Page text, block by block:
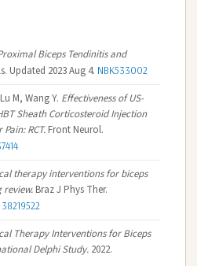
Biceps Tendinitis and
Updated 2023 Aug 4. NBK533002
M, Wang Y. Effectiveness of US-
Sheath Corticosteroid Injection
RCT. Front Neurol.
therapy interventions for biceps
review. Braz J Phys Ther.
Therapy Interventions for Biceps
Delphi Study. 2022.